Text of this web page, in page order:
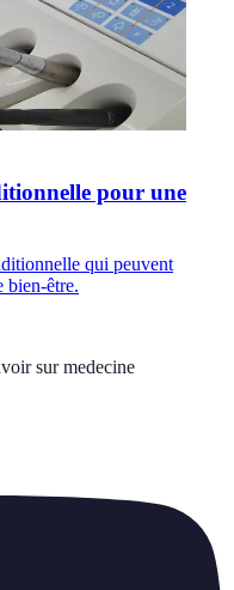
pour une
qui peuvent
bien-être.
sur medecine